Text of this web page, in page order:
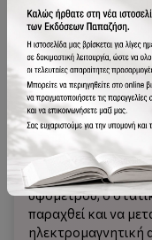
κόστος κάθε
έκθεση ενός
περιβάλλον της
μπορεί να
του κατάσταση,
του. Οι επιπτώσεις
αποθήκευση σε
δέχεται το προϊόν
στη διάρκεια της
μεταφορικών
υψομέτρου, ο
παραχθεί και να
ηλεκτρομαγνητική